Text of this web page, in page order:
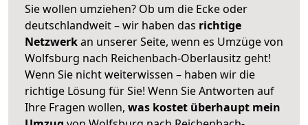
Sie wollen umziehen? Ob um die Ecke oder
deutschlandweit – wir haben das richtige
Netzwerkan unserer Seite, wenn es Umzüge von
Wolfsburg nach Reichenbach-Oberlausitz geht!
Wenn Sie nicht weiterwissen – haben wir die
richtige Lösung für Sie! Wenn Sie Antworten auf
Ihre Fragen wollen, was kostet überhaupt mein